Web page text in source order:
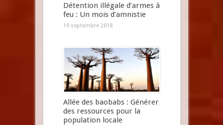
Détention illégale d’armes à
feu : Un mois d’amnistie
19 septembre 2018
Allée des baobabs : Générer
des ressources pour la
population locale